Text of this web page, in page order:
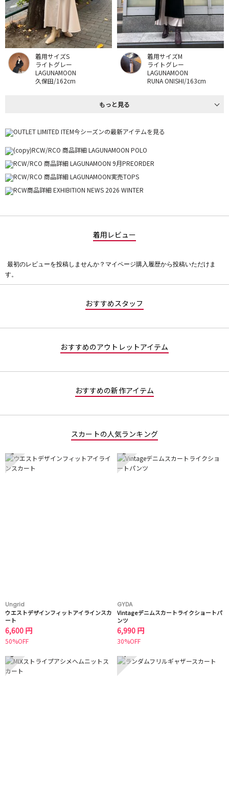
着用サイズS
ライトグレー
LAGUNAMOON
久保田/162cm
着用サイズM
ライトグレー
LAGUNAMOON
RUNA ONISHI/163cm
もっと見る
着用レビュー
評
価
最初のレビューを投稿しませんか？マイページ購入履歴から投稿いただけま
す。
おすすめスタッフ
おすすめのアウトレットアイテム
おすすめの新作アイテム
スカートの人気ランキング
1
Ungrid
ウエストデザインフィットアイラインスカ
ート
6,600 円
50%OFF
2
GYDA
Vintageデニムスカートライクショートパ
ンツ
6,990 円
30%OFF
3 4